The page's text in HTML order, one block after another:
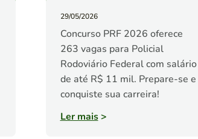
29/05/2026
Concurso PRF 2026 oferece
263 vagas para Policial
Rodoviário Federal com salário
de até R$ 11 mil. Prepare-se e
conquiste sua carreira!
Ler mais>